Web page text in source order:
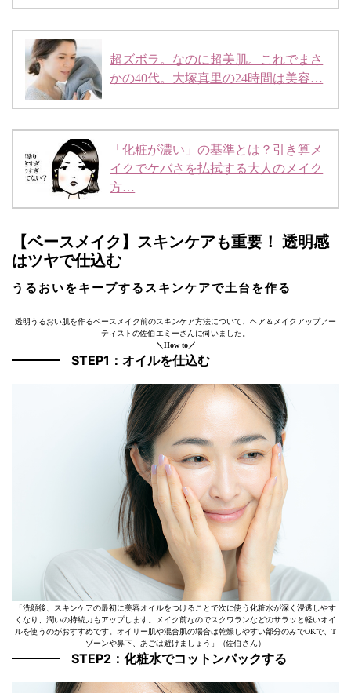
超ズボラ。なのに超美肌。これでまさ
かの40代。大塚真里の24時間は美容…
「化粧が濃い」の基準とは？引き算メ
イクでケバさを払拭する大人のメイク
方…
【ベースメイク】スキンケアも重要！ 透明感
はツヤで仕込む
うるおいをキープするスキンケアで土台を作る
透明うるおい肌を作るベースメイク前のスキンケア方法について、ヘア＆メイクアップアー
ティストの佐伯エミーさんに伺いました。
＼How to／
STEP1：オイルを仕込む
「洗顔後、スキンケアの最初に美容オイルをつけることで次に使う化粧水が深く浸透しやす
くなり、潤いの持続力もアップします。メイク前なのでスクワランなどのサラッと軽いオイ
ルを使うのがおすすめです。オイリー肌や混合肌の場合は乾燥しやすい部分のみでOKで、T
ゾーンや鼻下、あごは避けましょう」（佐伯さん）
STEP2：化粧水でコットンパックする